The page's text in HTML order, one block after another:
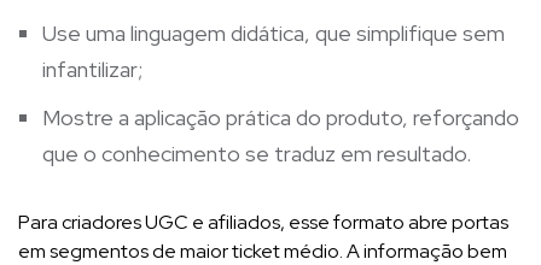
Use uma linguagem didática, que simplifique sem
infantilizar;
Mostre a aplicação prática do produto, reforçando
que o conhecimento se traduz em resultado.
Para criadores UGC e afiliados, esse formato abre portas
em segmentos de maior ticket médio. A informação bem